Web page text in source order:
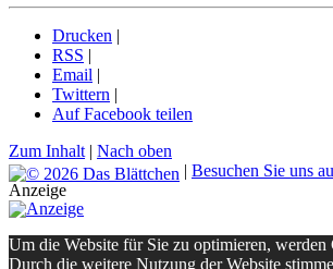
Drucken |
RSS |
Email |
Twittern |
Auf Facebook teilen
Zum Inhalt | Nach oben
| Besuchen Sie uns
Anzeige
Um die Website für Sie zu optimieren, werden
Durch die weitere Nutzung der Website